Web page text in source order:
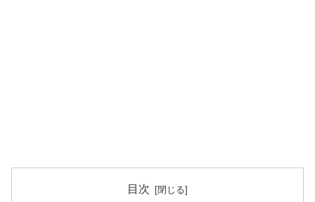
目次